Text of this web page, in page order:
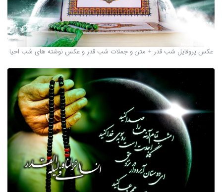
عکس پروفایل شب قدر + متن و جملات شب قدر و عکس نوشته های شب احیا